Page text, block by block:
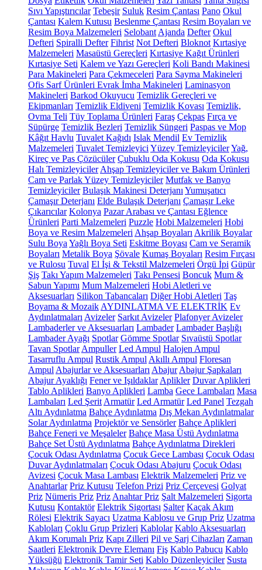
Sıvı Yapıştırıcılar Tebeşir Suluk Resim Çantası Pano Okul
Çantası Kalem Kutusu Beslenme Çantası Resim Boyaları ve
Resim Boya Malzemeleri Selobant Ajanda Defter Okul
Defteri Spiralli Defter Fihrist Not Defteri Bloknot Kırtasiye
Malzemeleri Masaüstü Gereçleri Kırtasiye Kağıt Ürünleri
Kırtasiye Seti Kalem ve Yazı Gereçleri Koli Bandı Makinesi
Para Makineleri Para Çekmeceleri Para Sayma Makineleri
Ofis Sarf Ürünleri Evrak İmha Makineleri Laminasyon
Makineleri Barkod Okuyucu Temizlik Gereçleri ve
Ekipmanları Temizlik Eldiveni Temizlik Kovası Temizlik,
Ovma Teli Tüy Toplama Ürünleri Faraş Çekpas Fırça ve
Süpürge Temizlik Bezleri Temizlik Süngeri Paspas ve Mop
Kâğıt Havlu Tuvalet Kağıdı Islak Mendil Ev Temizlik
Malzemeleri Tuvalet Temizleyici Yüzey TemizleyicilerYağ,
Kireç ve Pas Çözücüler Çubuklu Oda Kokusu Oda Kokusu
Halı Temizleyiciler Ahşap Temizleyiciler ve Bakım Ürünleri
Cam ve Parlak Yüzey Temizleyiciler Mutfak ve Banyo
Temizleyiciler Bulaşık Makinesi Deterjanı Yumuşatıcı
Çamaşır Deterjanı Elde Bulaşık Deterjanı Çamaşır Leke
Çıkarıcılar Kolonya Pazar Arabası ve Çantası Eğlence
Ürünleri Parti Malzemeleri Puzzle Hobi Malzemeleri Hobi
Boya ve Resim Malzemeleri Ahşap Boyaları Akrilik Boyalar
Sulu Boya Yağlı Boya Seti Eskitme Boyası Cam ve Seramik
Boyaları Metalik Boya Şövale Kumaş Boyaları Resim Fırçası
ve Rulosu Tuval El İşi & Tekstil Malzemeleri Örgü İpi Güpür
Şiş Takı Yapım Malzemeleri Takı Pensesi Boncuk Mum &
Sabun Yapımı Mum Malzemeleri Hobi Aletleri ve
Aksesuarları Silikon Tabancaları Diğer Hobi Aletleri Taş
Boyama & Mozaik AYDINLATMA VE ELEKTRİK Ev
Aydınlatmaları Avizeler Sarkıt Avizeler Plafonyer Avizeler
Lambaderler ve Aksesuarları Lambader Lambader Başlığı
Lambader Ayağı Spotlar Gömme Spotlar Sıvaüstü Spotlar
Tavan Spotlar Ampuller Led Ampul Halojen Ampul
Tasarruflu Ampul Rustik Ampul Akıllı Ampul Floresan
Ampul Abajurlar ve Aksesuarları Abajur Abajur Şapkaları
Abajur Ayaklığı Fener ve Işıldaklar Aplikler Duvar Aplikleri
Tablo Aplikleri Banyo Aplikleri Lamba Gece Lambaları Masa
Lambaları Led Şerit Armatür Led Armatür Led Panel Tezgah
Altı Aydınlatma Bahçe Aydınlatma Dış Mekan Aydınlatmalar
Solar Aydınlatma Projektör ve Sensörler Bahçe Aplikleri
Bahçe Feneri ve Meşaleler Bahçe Masa Üstü Aydınlatma
Bahçe Set Üstü Aydınlatma Bahçe Aydınlatma Direkleri
Çocuk Odası Aydınlatma Çocuk Gece Lambası Çocuk Odası
Duvar Aydınlatmaları Çocuk Odası Abajuru Çocuk Odası
Avizesi Çocuk Masa Lambası Elektrik Malzemeleri Priz ve
Anahtarlar Priz Kutusu Telefon Prizi Priz Çerçevesi Golyat
Priz Nümeris Priz Priz Anahtar Priz Şalt Malzemeleri Sigorta
Kutusu Kontaktör Elektrik Sigortası Şalter Kaçak Akım
Rölesi Elektrik Sayacı Uzatma Kablosu ve Grup Priz Uzatma
Kabloları Çoklu Grup Prizleri Kablolar Kablo Aksesuarları
Akım Korumalı Priz Kapı Zilleri Pil ve Şarj Cihazları Zaman
Saatleri Elektronik Devre Elemanı Fiş Kablo Pabucu Kablo
Yüksüğü Elektronik Tamir Seti Kablo Düzenleyiciler Susta